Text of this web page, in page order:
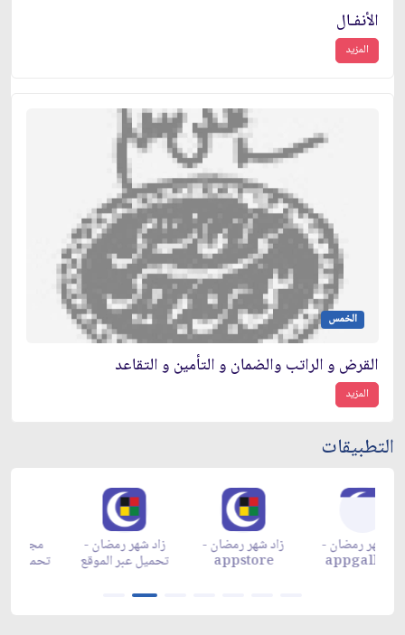
الأنفـال
المزيد
الخمس
القرض و الراتب والضمان و التأمين و التقاعد
المزيد
التطبيقات
زاد شهر رمضان -
تحميل عبر الموقع
زاد شهر رمضان -
appstore
زاد شهر رمضان -
appgallery